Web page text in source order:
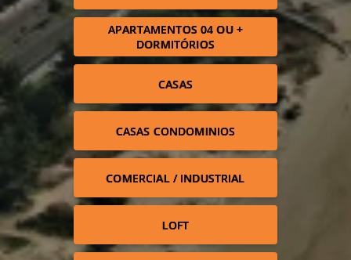
APARTAMENTOS 04 OU +
DORMITÓRIOS
CASAS
CASAS CONDOMINIOS
COMERCIAL / INDUSTRIAL
LOFT